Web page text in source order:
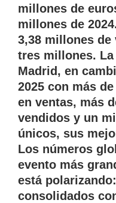
millones de
millones de
3,38 millones
tres millones.
Madrid, en
2025 con más
en ventas, más
vendidos y un
únicos, sus
Los números
evento más
está
consolidados